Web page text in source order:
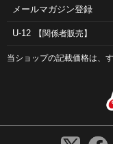
メールマガジン登録
U-12 【関係者販売】
当ショップの記載価格は、